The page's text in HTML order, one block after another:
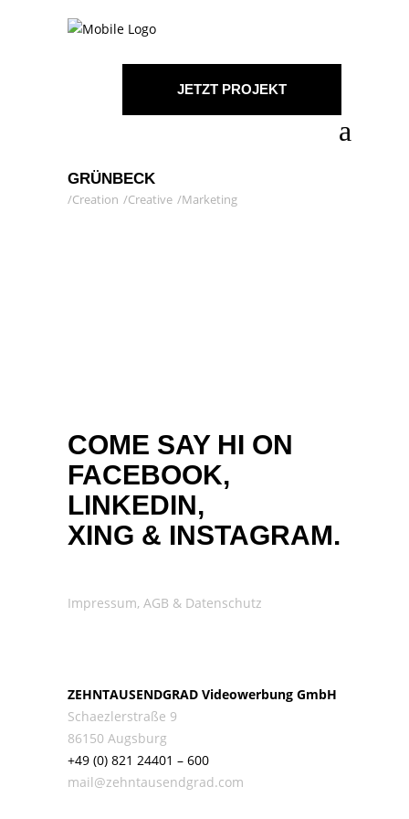
JETZT PROJEKT
GRÜNBECK
Creation Creative Marketing
COME SAY HI ON
FACEBOOK,
LINKEDIN,
XING & INSTAGRAM.
Impressum, AGB & Datenschutz
ZEHNTAUSENDGRAD Videowerbung GmbH
Schaezlerstraße 9
86150 Augsburg
+49 (0) 821 24401 – 600
mail@zehntausendgrad.com